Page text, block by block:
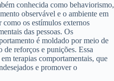
conhecida como behaviorismo,
observável e o ambiente em
como os estímulos externos
das pessoas. Os
é moldado por meio de
reforços e punições. Essa
terapias comportamentais, que
e promover o